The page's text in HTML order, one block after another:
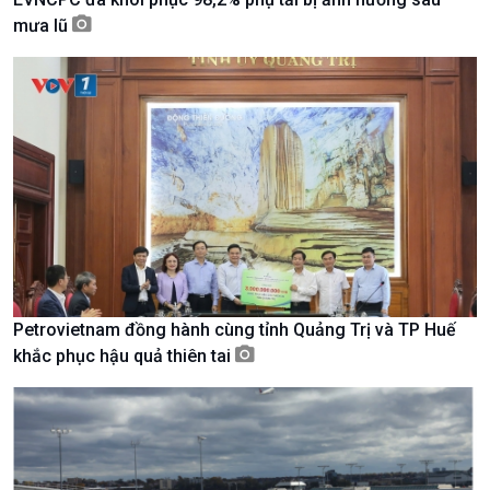
Kinh tế
Tin Kinh tế
Trước giờ mở cửa
Dòng chảy Kinh tế
Sức sống hàng Việt
Khởi nghiệp
Tuyên chiến với gian lận
thương mại
Nông nghiệp & Biển đảo
Tin Nông nghiệp & Biển
đảo
Biển đảo Việt Nam
Tâm tình biên giới và hải
đảo
Tìm hiểu biển, đảo Việt
mưa lũ
Petrovietnam đồng hành cùng tỉnh Quảng Trị và TP Huế
khắc phục hậu quả thiên tai